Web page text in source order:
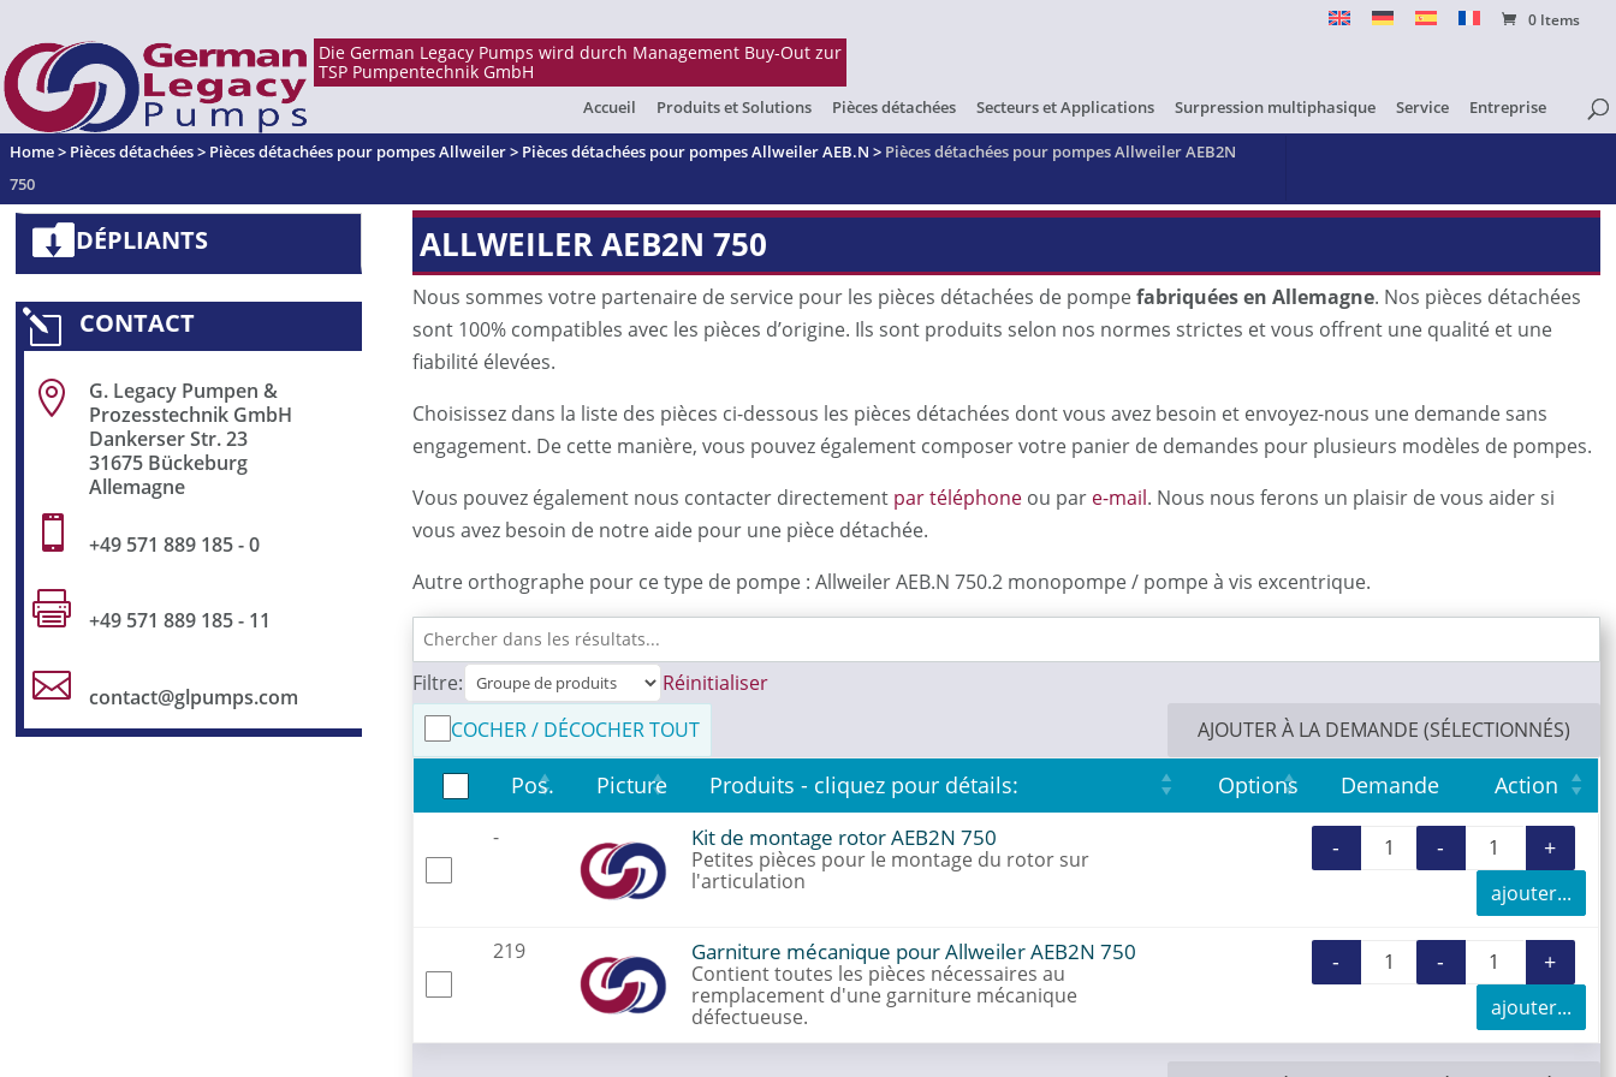
0 Items
Accueil Produits et Solutions Pièces détachées Secteurs et Applications Surpression multiphasique Service Entreprise
Home> Pièces détachées> Pièces détachées pour pompes Allweiler> Pièces détachées pour pompes Allweiler AEB.N > Pièces détachées pour pompes Allweiler AEB2N
750
DÉPLIANTS
l CONTACT

G. Legacy Pumpen &
Prozesstechnik GmbH
Dankerser Str. 23
31675 Bückeburg
Allemagne
 +49 571 889 185 - 0
 +49 571 889 185 - 11
 contact@glpumps.com
ALLWEILER AEB2N 750
Nous sommes votre partenaire de service pour les pièces détachées de pompefabriquées en Allemagne. Nos pièces détachées
sont 100% compatibles avec les pièces d’origine. Ils sont produits selon nos normes strictes et vous offrent une qualité et une
fiabilité élevées.
Choisissez dans la liste des pièces ci-dessous les pièces détachées dont vous avez besoin et envoyez-nous une demande sans
engagement. De cette manière, vous pouvez également composer votre panier de demandes pour plusieurs modèles de pompes.
Vous pouvez également nous contacter directement par téléphoneou par e-mail. Nous nous ferons un plaisir de vous aider si
vous avez besoin de notre aide pour une pièce détachée.
Autre orthographe pour ce type de pompe : Allweiler AEB.N 750.2 monopompe / pompe à vis excentrique.
Filtre:
Réinitialiser
COCHER / DÉCOCHER TOUT
AJOUTER À LA DEMANDE (SÉLECTIONNÉS)
Pos. Picture Produits - cliquez pour détails: Options Demande Action
- Kit de montage rotor AEB2N 750
Petites pièces pour le montage du rotor sur
l'articulation
quantité de Kit de
- + quantité
- +
ajouter...
219 Garniture mécanique pour Allweiler AEB2N 750
Contient toutes les pièces nécessaires au
remplacement d'une garniture mécanique
défectueuse.
quantité de
- + quantité
- +
ajouter...